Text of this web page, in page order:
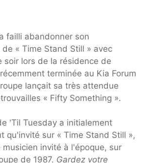
failli abandonner son
« Time Stand Still » avec
soir lors de la résidence de
terminée au Kia Forum
lançait sa très attendue
« Fifty Something ».
'Til Tuesday a initialement
qu'invité sur « Time Stand Still »,
musicien invité à l'époque, sur
de 1987. Gardez votre